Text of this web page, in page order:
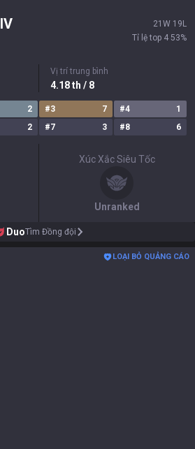
IV 21 W 19 L
Tỉ lệ top 4 53%
Vị trí trung bình
4.18th / 8
2 #3 7 #4
1
2 #7 3 #8 6
Xúc Xắc Siêu Tốc
Unranked
DuoTìm Đồng đội
LOẠI BỎ QUẢNG CÁO